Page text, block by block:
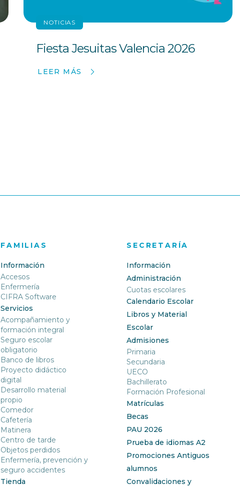
NOTICIAS
Fiesta Jesuitas Valencia 2026
LEER MÁS
FAMILIAS
Información
Accesos
Enfermería
CIFRA Software
Servicios
Acompañamiento y
formación integral
Seguro escolar
obligatorio
Banco de libros
Proyecto didáctico
digital
Desarrollo material
propio
Comedor
Cafetería
Matinera
Centro de tarde
Objetos perdidos
Enfermería, prevención y
seguro accidentes
Tienda
SECRETARÍA
Información
Administración
Cuotas escolares
Calendario Escolar
Libros y Material
Escolar
Admisiones
Primaria
Secundaria
UECO
Bachillerato
Formación Profesional
Matrículas
Becas
PAU 2026
Prueba de idiomas A2
Promociones Antiguos
alumnos
Convalidaciones y